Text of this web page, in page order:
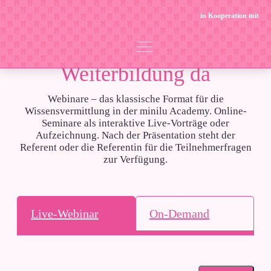
in Kooperation mit
Immer für deine
Weiterbildung da
Webinare – das klassische Format für die
Wissensvermittlung in der minilu Academy. Online-
Seminare als interaktive Live-Vorträge oder
Aufzeichnung. Nach der Präsentation steht der
Referent oder die Referentin für die Teilnehmerfragen
zur Verfügung.
Live-Webinar On-Demand